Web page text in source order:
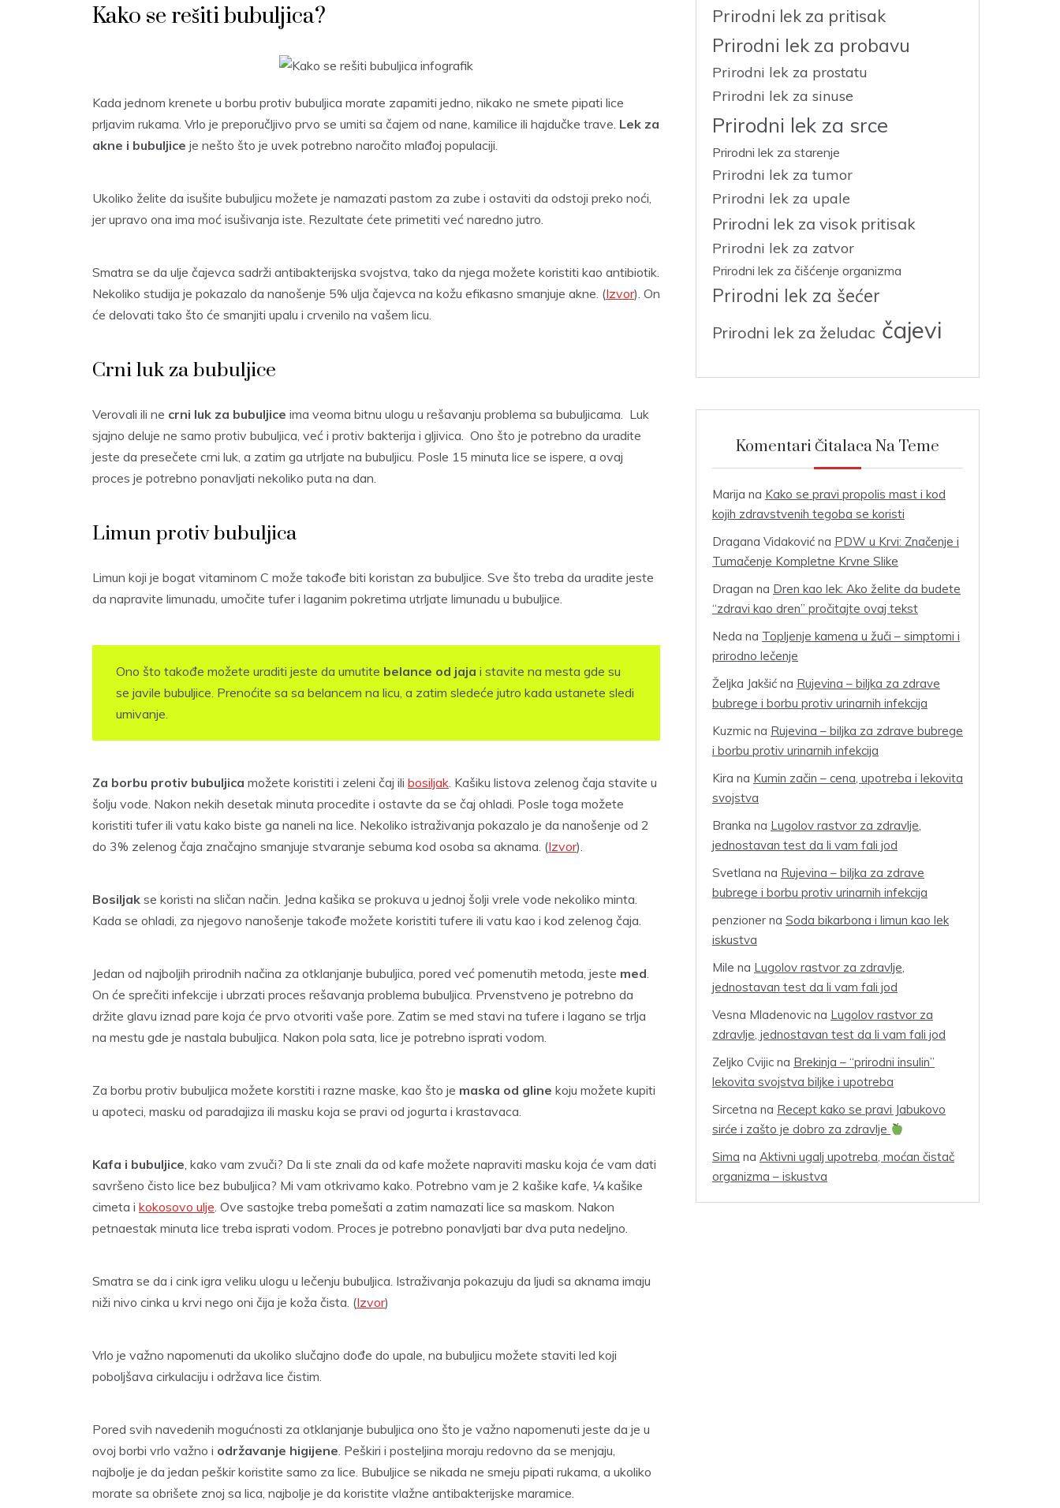
Kako se rešiti bubuljica?
Kada jednom krenete u borbu protiv bubuljica morate zapamiti jedno, nikako ne smete pipati lice
prljavim rukama. Vrlo je preporučljivo prvo se umiti sa čajem od nane, kamilice ili hajdučke trave. Lek za
akne i bubuljice je nešto što je uvek potrebno naročito mlađoj populaciji.
Ukoliko želite da isušite bubuljicu možete je namazati pastom za zube i ostaviti da odstoji preko noći,
jer upravo ona ima moć isušivanja iste. Rezultate ćete primetiti već naredno jutro.
Smatra se da ulje čajevca sadrži antibakterijska svojstva, tako da njega možete koristiti kao antibiotik.
Nekoliko studija je pokazalo da nanošenje 5% ulja čajevca na kožu efikasno smanjuje akne. (Izvor). On
će delovati tako što će smanjiti upalu i crvenilo na vašem licu.
Crni luk za bubuljice
Verovali ili ne crni luk za bubuljice ima veoma bitnu ulogu u rešavanju problema sa bubuljicama. Luk
sjajno deluje ne samo protiv bubuljica, već i protiv bakterija i gljivica. Ono što je potrebno da uradite
jeste da presečete crni luk, a zatim ga utrljate na bubuljicu. Posle 15 minuta lice se ispere, a ovaj
proces je potrebno ponavljati nekoliko puta na dan.
Limun protiv bubuljica
Limun koji je bogat vitaminom C može takođe biti koristan za bubuljice. Sve što treba da uradite jeste
da napravite limunadu, umočite tufer i laganim pokretima utrljate limunadu u bubuljice.
Ono što takođe možete uraditi jeste da umutite belance od jaja i stavite na mesta gde su
se javile bubuljice. Prenoćite sa sa belancem na licu, a zatim sledeće jutro kada ustanete sledi
umivanje.
Za borbu protiv bubuljica možete koristiti i zeleni čaj ili bosiljak . Kašiku listova zelenog čaja stavite u
šolju vode. Nakon nekih desetak minuta procedite i ostavte da se čaj ohladi. Posle toga možete
koristiti tufer ili vatu kako biste ga naneli na lice. Nekoliko istraživanja pokazalo je da nanošenje od 2
do 3% zelenog čaja značajno smanjuje stvaranje sebuma kod osoba sa aknama. (Izvor).
Bosiljak se koristi na sličan način. Jedna kašika se prokuva u jednoj šolji vrele vode nekoliko minta.
Kada se ohladi, za njegovo nanošenje takođe možete koristiti tufere ili vatu kao i kod zelenog čaja.
Jedan od najboljih prirodnih načina za otklanjanje bubuljica, pored već pomenutih metoda, jeste med
On će sprečiti infekcije i ubrzati proces rešavanja problema bubuljica. Prvenstveno je potrebno da
držite glavu iznad pare koja će prvo otvoriti vaše pore. Zatim se med stavi na tufere i lagano se trlja
na mestu gde je nastala bubuljica. Nakon pola sata, lice je potrebno isprati vodom.
Za borbu protiv bubuljica možete korstiti i razne maske, kao što je maska od gline koju možete kupiti
u apoteci, masku od paradajiza ili masku koja se pravi od jogurta i krastavaca.
Kafa i bubuljice , kako vam zvuči? Da li ste znali da od kafe možete napraviti masku koja će vam dati
savršeno čisto lice bez bubuljica? Mi vam otkrivamo kako. Potrebno vam je 2 kašike kafe, ¼ kašike
cimeta i kokosovo ulje . Ove sastojke treba pomešati a zatim namazati lice sa maskom. Nakon
petnaestak minuta lice treba isprati vodom. Proces je potrebno ponavljati bar dva puta nedeljno.
Smatra se da i cink igra veliku ulogu u lečenju bubuljica. Istraživanja pokazuju da ljudi sa aknama imaju
niži nivo cinka u krvi nego oni čija je koža čista. (Izvor)
Vrlo je važno napomenuti da ukoliko slučajno dođe do upale, na bubuljicu možete staviti led koji
poboljšava cirkulaciju i održava lice čistim.
Pored svih navedenih mogućnosti za otklanjanje bubuljica ono što je važno napomenuti jeste da je u
ovoj borbi vrlo važno i održavanje higijene . Peškiri i posteljina moraju redovno da se menjaju,
najbolje je da jedan peškir koristite samo za lice. Bubuljice se nikada ne smeju pipati rukama, a ukoliko
morate sa obrišete znoj sa lica, najbolje je da koristite vlažne antibakterijske maramice.
Prirodni lek za pritisak
Prirodni lek za probavu
Prirodni lek za prostatu
Prirodni lek za sinuse
Prirodni lek za srce
Prirodni lek za starenje
Prirodni lek za tumor
Prirodni lek za upale
Prirodni lek za visok pritisak
Prirodni lek za zatvor
Prirodni lek za čišćenje organizma
Prirodni lek za šećer
Prirodni lek za želudac čajevi
Komentari Čitalaca Na Teme
Marija na Kako se pravi propolis mast i kod
kojih zdravstvenih tegoba se koristi
Dragana Vidaković na PDW u Krvi: Značenje i
Tumačenje Kompletne Krvne Slike
Dragan na Dren kao lek: Ako želite da budete
“zdravi kao dren” pročitajte ovaj tekst
Neda na Topljenje kamena u žuči – simptomi i
prirodno lečenje
Željka Jakšić na Rujevina – biljka za zdrave
bubrege i borbu protiv urinarnih infekcija
Kuzmic na Rujevina – biljka za zdrave bubrege
i borbu protiv urinarnih infekcija
Kira na Kumin začin – cena, upotreba i lekovita
svojstva
Branka na Lugolov rastvor za zdravlje,
jednostavan test da li vam fali jod
Svetlana na Rujevina – biljka za zdrave
bubrege i borbu protiv urinarnih infekcija
penzioner na Soda bikarbona i limun kao lek
iskustva
Mile na Lugolov rastvor za zdravlje,
jednostavan test da li vam fali jod
Vesna Mladenovic na Lugolov rastvor za
zdravlje, jednostavan test da li vam fali jod
Zeljko Cvijic na Brekinja – “prirodni insulin”
lekovita svojstva biljke i upotreba
Sircetna na Recept kako se pravi Jabukovo
sirće i zašto je dobro za zdravlje
Sima na Aktivni ugalj upotreba, moćan čistač
organizma – iskustva